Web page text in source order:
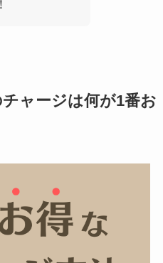
ャージは何が1番お